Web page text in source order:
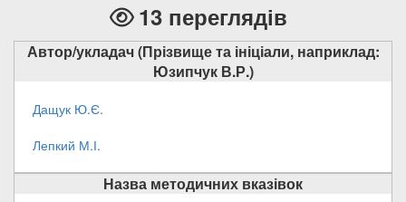
13 переглядів
Автор/укладач (Прізвище та ініціали, наприклад:
Юзипчук В.Р.)
Дащук Ю.Є.
Лепкий М.І.
Назва методичних вказівок